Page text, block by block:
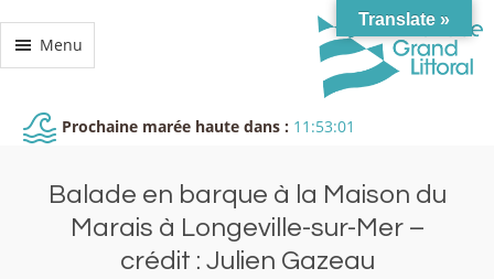
Menu
Prochaine marée haute dans : 11:53:00
Balade en barque à la Maison du
Marais à Longeville-sur-Mer –
crédit : Julien Gazeau
Translate »